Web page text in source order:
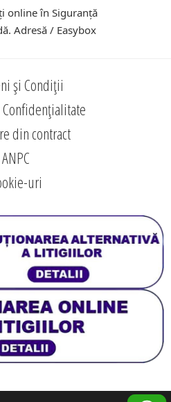
online în Siguranță
Adresă / Easybox
și Condiții
din contract
ANPC
uri